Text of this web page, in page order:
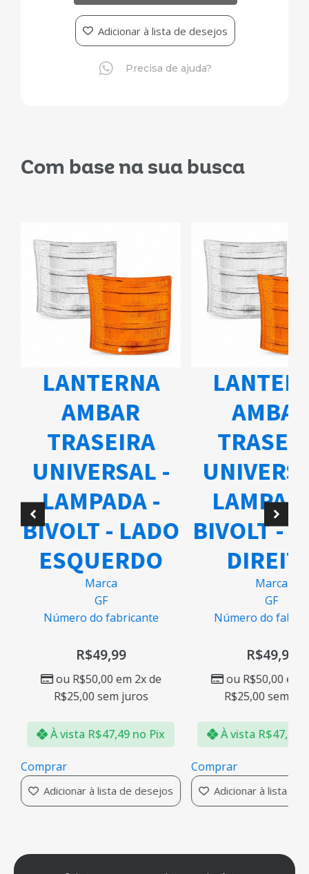
Adicionar à lista de desejos
Precisa de ajuda?
Com base na sua busca
LANTERNA
AMBAR
TRASEIRA
UNIVERSAL -
LAMPADA -
BIVOLT - LADO
ESQUERDO
Marca
GF
Número do fabricante
R$49,99
ou R$50,00em 2x de
R$25,00sem juros
À vista R$47,49 no Pix
Comprar
Adicionar à lista de desejos
BIVOLT -
Marca
GF
Número do
R$49,99
ou R$50,00em
R$25,00sem
À vista R$47,49
Comprar
Adicionar à lista de